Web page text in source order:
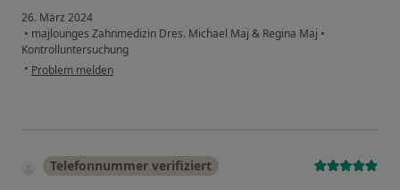
26. März 2024
• majlounges Zahnmedizin Dres. Michael Maj & Regina Maj •
Kontrolluntersuchung
• Problem melden
Telefonnummer verifiziert